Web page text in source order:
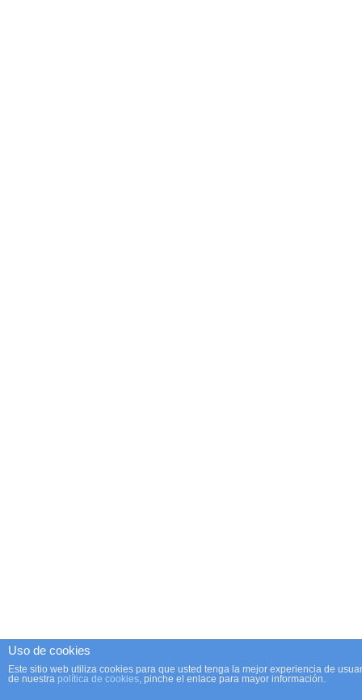
Uso de cookies
Este sitio web utiliza cookies para que usted tenga la mejor experiencia de
de nuestra política de cookies, pinche el enlace para mayor información.